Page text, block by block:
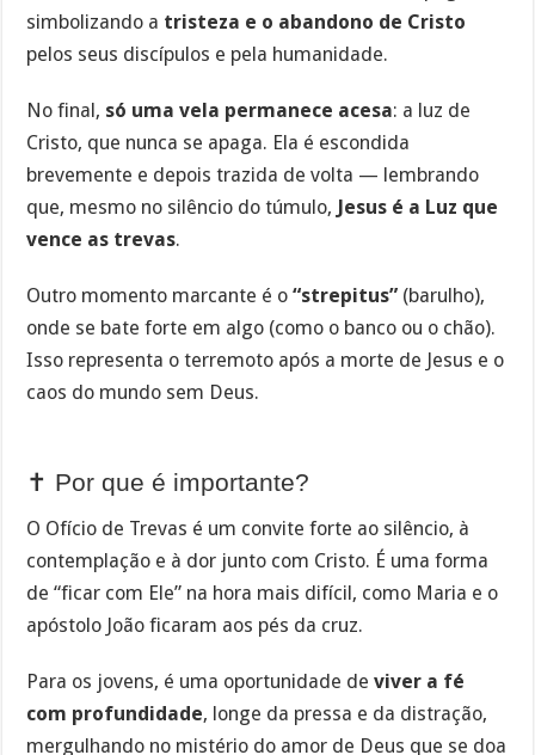
simbolizando a tristeza e o abandono de Cristo
pelos seus discípulos e pela humanidade.
No final, só uma vela permanece acesa: a luz de
Cristo, que nunca se apaga. Ela é escondida
brevemente e depois trazida de volta — lembrando
que, mesmo no silêncio do túmulo, Jesus é a Luz que
vence as trevas.
Outro momento marcante é o“strepitus” (barulho),
onde se bate forte em algo (como o banco ou o chão).
Isso representa o terremoto após a morte de Jesus e o
caos do mundo sem Deus.
✝️ Por que é importante?
O Ofício de Trevas é um convite forte ao silêncio, à
contemplação e à dor junto com Cristo. É uma forma
de “ficar com Ele” na hora mais difícil, como Maria e o
apóstolo João ficaram aos pés da cruz.
Para os jovens, é uma oportunidade deviver a fé
com profundidade, longe da pressa e da distração,
mergulhando no mistério do amor de Deus que se doa